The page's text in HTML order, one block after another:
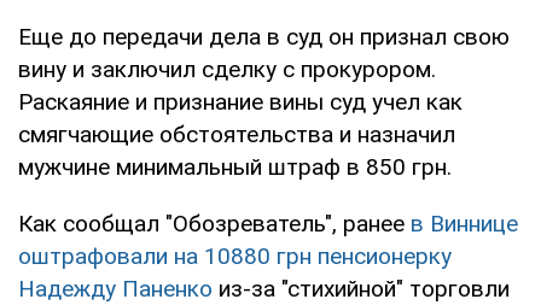
Еще до передачи дела в суд он признал свою
вину и заключил сделку с прокурором.
Раскаяние и признание вины суд учел как
смягчающие обстоятельства и назначил
мужчине минимальный штраф в 850 грн.
Как сообщал "Обозреватель", ранее в Виннице
оштрафовали на 10880 грн пенсионерку
Надежду Паненко из-за "стихийной" торговли